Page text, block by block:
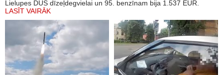
Lielupes DUS dīzeļdegvielai un 95. benzīnam bija 1.537 EUR.
LASĪT VAIRĀK